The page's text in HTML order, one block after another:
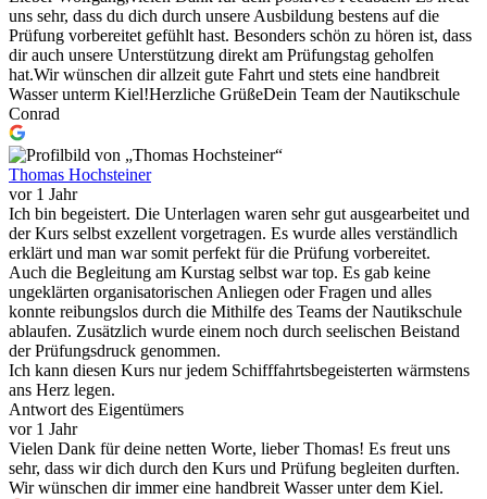
uns sehr, dass du dich durch unsere Ausbildung bestens auf die
Prüfung vorbereitet gefühlt hast. Besonders schön zu hören ist, dass
dir auch unsere Unterstützung direkt am Prüfungstag geholfen
hat.Wir wünschen dir allzeit gute Fahrt und stets eine handbreit
Wasser unterm Kiel!Herzliche GrüßeDein Team der Nautikschule
Conrad
Thomas Hochsteiner
vor 1 Jahr
Ich bin begeistert. Die Unterlagen waren sehr gut ausgearbeitet und
der Kurs selbst exzellent vorgetragen. Es wurde alles verständlich
erklärt und man war somit perfekt für die Prüfung vorbereitet.
Auch die Begleitung am Kurstag selbst war top. Es gab keine
ungeklärten organisatorischen Anliegen oder Fragen und alles
konnte reibungslos durch die Mithilfe des Teams der Nautikschule
ablaufen. Zusätzlich wurde einem noch durch seelischen Beistand
der Prüfungsdruck genommen.
Ich kann diesen Kurs nur jedem Schifffahrtsbegeisterten wärmstens
ans Herz legen.
Antwort des Eigentümers
vor 1 Jahr
Vielen Dank für deine netten Worte, lieber Thomas! Es freut uns
sehr, dass wir dich durch den Kurs und Prüfung begleiten durften.
Wir wünschen dir immer eine handbreit Wasser unter dem Kiel.